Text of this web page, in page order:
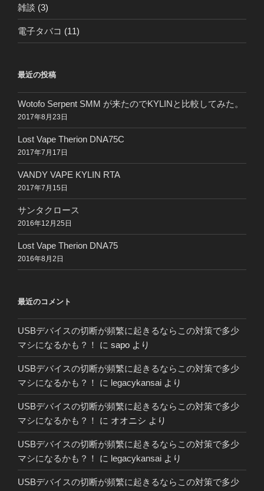
雑談 (3)
電子タバコ (11)
最近の投稿
Wotofo Serpent SMM が来たのでKYLINと比較してみた。
2017年8月23日
Lost Vape Therion DNA75C
2017年7月17日
VANDY VAPE KYLIN RTA
2017年7月15日
サンタクロース
2016年12月25日
Lost Vape Therion DNA75
2016年8月2日
最近のコメント
USBデバイスの切断が頻繁に起きるならこの対策で多少
マシになるかも？！
に sapo より
USBデバイスの切断が頻繁に起きるならこの対策で多少
マシになるかも？！
に legacykansai より
USBデバイスの切断が頻繁に起きるならこの対策で多少
マシになるかも？！
に オオニシ より
USBデバイスの切断が頻繁に起きるならこの対策で多少
マシになるかも？！
に legacykansai より
USBデバイスの切断が頻繁に起きるならこの対策で多少